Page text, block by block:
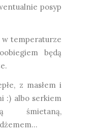
posyp
w temperaturze
będą
z masłem i
:) albo serkiem
śmietaną,